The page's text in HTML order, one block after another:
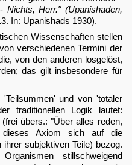
Nichts, Herr." (Upanishaden,
In: Upanishads 1930).
Wissenschaften stellen
verschiedenen Termini der
von den anderen losgelöst,
das gilt insbesondere für
und von 'totaler
traditionellen Logik lautet:
übers.: "Über alles reden,
dieses Axiom sich auf die
ihrer subjektiven Teile) bezog.
stillschweigend